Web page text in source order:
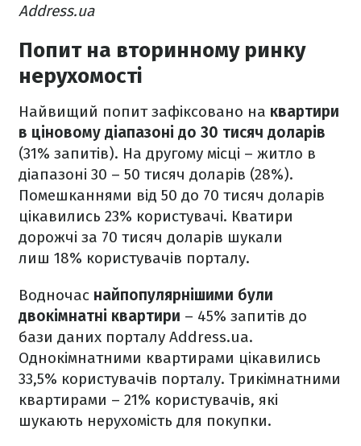
Address.ua
Попит на вторинному ринку
нерухомості
Найвищий попит зафіксовано на квартири
в ціновому діапазоні до 30 тисяч доларів
(31% запитів). На другому місці – житло в
діапазоні 30 – 50 тисяч доларів (28%).
Помешканнями від 50 до 70 тисяч доларів
цікавились 23% користувачі. Кватири
дорожчі за 70 тисяч доларів шукали
лиш 18% користувачів порталу.
Водночас найпопулярнішими були
двокімнатні квартири – 45% запитів до
бази даних порталу Address.ua.
Однокімнатними квартирами цікавились
33,5% користувачів порталу. Трикімнатними
квартирами – 21% користувачів, які
шукають нерухомість для покупки.